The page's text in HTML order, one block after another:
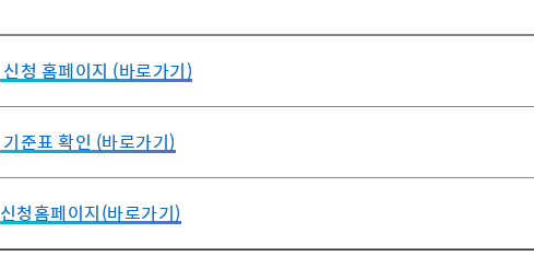
신청 홈페이지 (바로가기)
기준표 확인 (바로가기)
신청홈페이지(바로가기)